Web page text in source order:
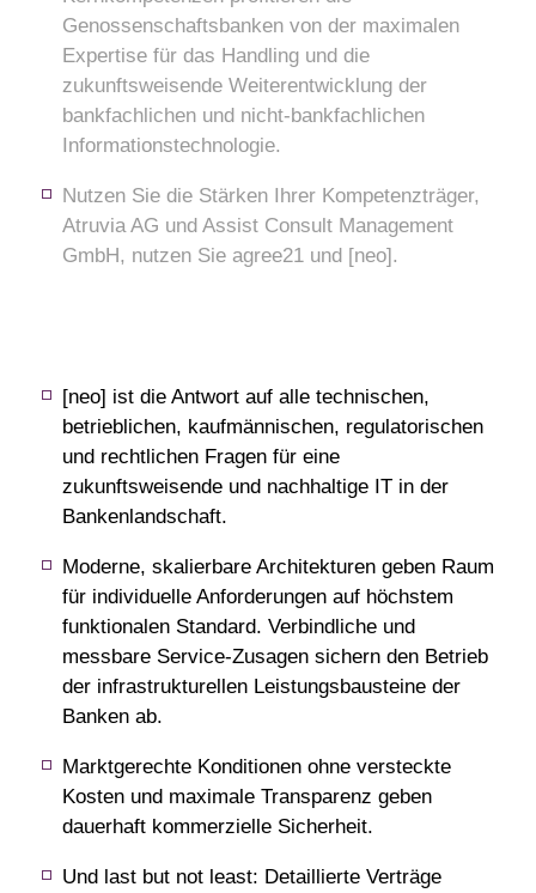
Genossenschaftsbanken von der maximalen
Expertise für das Handling und die
zukunftsweisende Weiterentwicklung der
bankfachlichen und nicht-bankfachlichen
Informationstechnologie.
Nutzen Sie die Stärken Ihrer Kompetenzträger,
Atruvia AG und Assist Consult Management
GmbH, nutzen Sie agree21 und [neo].
[neo] ist die Antwort auf alle technischen,
betrieblichen, kaufmännischen, regulatorischen
und rechtlichen Fragen für eine
zukunftsweisende und nachhaltige IT in der
Bankenlandschaft.
Moderne, skalierbare Architekturen geben Raum
für individuelle Anforderungen auf höchstem
funktionalen Standard. Verbindliche und
messbare Service-Zusagen sichern den Betrieb
der infrastrukturellen Leistungsbausteine der
Banken ab.
Marktgerechte Konditionen ohne versteckte
Kosten und maximale Transparenz geben
dauerhaft kommerzielle Sicherheit.
Und last but not least: Detaillierte Verträge